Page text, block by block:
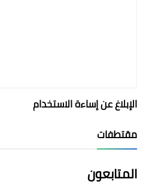
الإبلاغ عن إساءة الاستخدام
مقتطفات
المتابعون